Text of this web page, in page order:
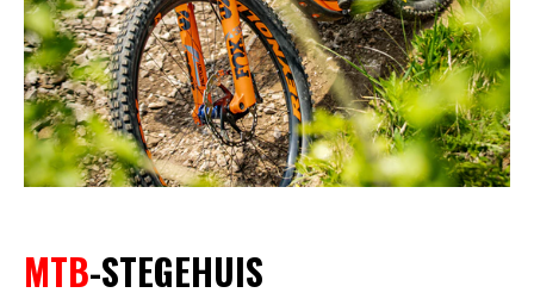
MTB-STEGEHUIS